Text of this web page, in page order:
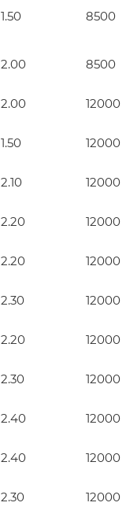
1.50 8500
2.00 8500
2.00 12000
1.50 12000
2.10 12000
2.20 12000
2.20 12000
2.30 12000
2.20 12000
2.30 12000
2.40 12000
2.40 12000
2.30 12000